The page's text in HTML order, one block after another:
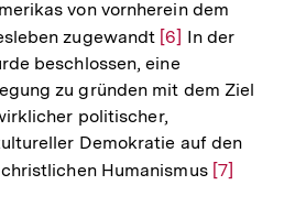
von vornherein dem
zugewandt Zur
Auflösung
der
Fußnote
[6] In der
beschlossen, eine
zu gründen mit dem Ziel
politischer,
Demokratie auf den
Humanismus Zur
[7]